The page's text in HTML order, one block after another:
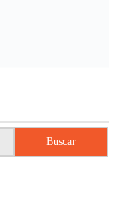
Buscar